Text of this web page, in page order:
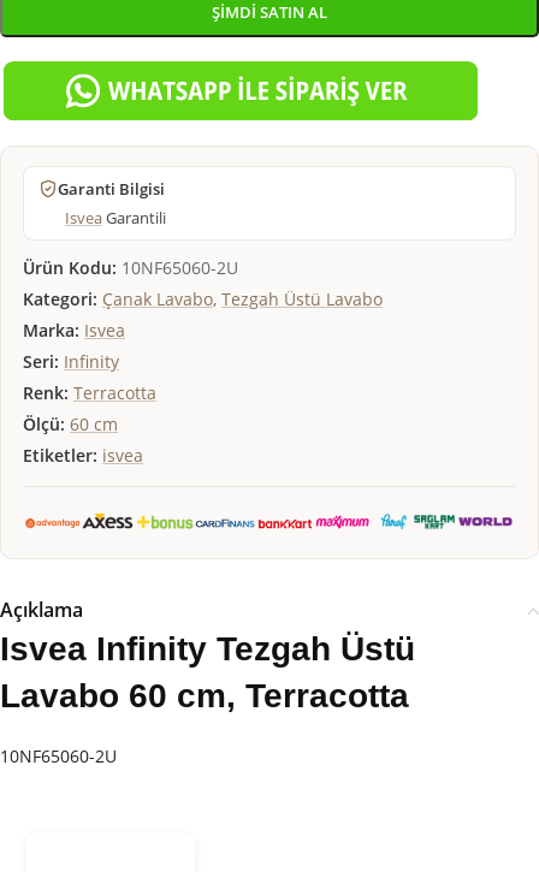
ŞIMDI SATIN AL
Garanti Bilgisi
IsveaGarantili
Ürün Kodu: 10NF65060-2U
Kategori: Çanak Lavabo, Tezgah Üstü Lavabo
Marka: Isvea
Seri: Infinity
Renk: Terracotta
Ölçü: 60 cm
Etiketler: isvea
Açıklama
Isvea Infinity Tezgah Üstü
Lavabo 60 cm, Terracotta
10NF65060-2U